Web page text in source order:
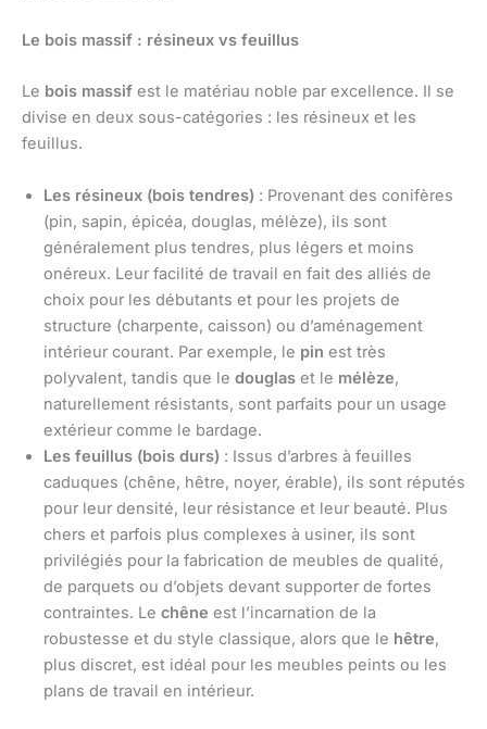
Le bois massif : résineux vs feuillus
Le bois massif est le matériau noble par excellence. Il se
divise en deux sous-catégories : les résineux et les
feuillus.
Les résineux (bois tendres) : Provenant des conifères
(pin, sapin, épicéa, douglas, mélèze), ils sont
généralement plus tendres, plus légers et moins
onéreux. Leur facilité de travail en fait des alliés de
choix pour les débutants et pour les projets de
structure (charpente, caisson) ou d’aménagement
intérieur courant. Par exemple, le pin est très
polyvalent, tandis que le douglas et le mélèze,
naturellement résistants, sont parfaits pour un usage
extérieur comme le bardage.
Les feuillus (bois durs) : Issus d’arbres à feuilles
caduques (chêne, hêtre, noyer, érable), ils sont réputés
pour leur densité, leur résistance et leur beauté. Plus
chers et parfois plus complexes à usiner, ils sont
privilégiés pour la fabrication de meubles de qualité,
de parquets ou d’objets devant supporter de fortes
contraintes. Le chêne est l’incarnation de la
robustesse et du style classique, alors que le hêtre,
plus discret, est idéal pour les meubles peints ou les
plans de travail en intérieur.